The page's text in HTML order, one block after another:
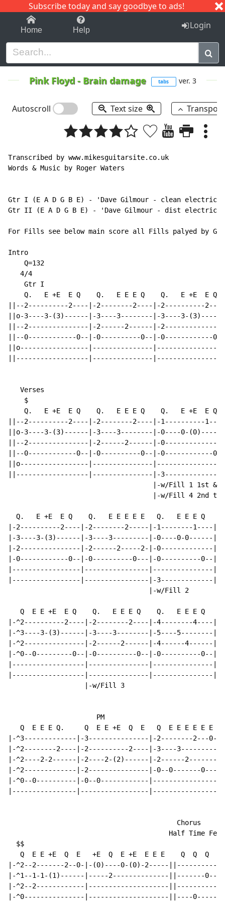
Subscribe today and say goodbye to ads!
1-9 C I J
Home Help Login
Pink Floyd- Brain damage tabs ver. 3
Autoscroll Text size
Transcribed by www.mikesguitarsite.co.uk
Words & Music by Roger Waters
Gtr I (E A D G B E) - 'Dave Gilmour - clean
Gtr II (E A D G B E) - 'Dave Gilmour - dist
For Fills see below main score all Fills palyed by
Intro
    Q=132
   4/4
    Gtr I
Q.   E +E  E Q    Q.   E E E Q    Q.   E +E  E Q
||--2----------2----|-2--------2----|-2----------
||o-3----3-(3)------|-3----3--------|-3----3-
||--2---------------|-2------2------|-
||--0------------0--|-0----------0--|-0------------
||o-----------------|---------------
||------------------|---------------
   Verses
    $
Q.   E +E  E Q    Q.   E E E Q    Q.   E +E  E Q
||--2----------2----|-2--------2----|-1----------
||o-3----3-(3)------|-3----3--------|-0----0-
||--2---------------|-2------2------|-
||--0------------0--|-0----------0--|-0------------
||o-----------------|---------------
||------------------|---------------|-
|-w/Fill 1 1st &
|-w/Fill 4 2nd
Q.   E +E  E Q    Q.   E E E E E   Q.   E E E Q
|-2----------2----|-2--------2-----|-1--------1----|-
|-3----3-(3)------|-3----3---------|-0----0-0------
|-2---------------|-2------2-----2-|-0-------------|-
|-0------------0--|-0----------0---|-0----------0--|-
|-----------------|----------------|---------------
|-----------------|----------------|-3-------------|-
                                   |-w/Fill 2
Q  E E +E  E Q    Q.   E E E Q    Q.   E E E Q
|-^2----------2----|-2--------2----|-4--------4----|-
|-^3----3-(3)------|-3----3--------|-5----5--------
|-^2---------------|-2------2------|-4------4------|-
|-^0--0---------0--|-0----------0--|-0----------0--
|------------------|---------------|---------------
|------------------|---------------|---------------
                   |-w/Fill 3
                      PM
Q  E E E Q.     Q  E E +E  Q  E   Q  E E E E E E
|-^3-------------|-3---------------|-2--------2---0-
|-^2--------2----|-2----------2----|-3----3---------
|-^2----2-2------|-2----2-(2)------|-2------
|-^2-------------|-2---------------|-0--0-------0---
|-^0--0----------|-0--0------------|----------------
|----------------|-----------------|----------------
                                          Chorus
Half Time
  $$
Q  E E +E  Q  E   +E  Q  E +E  E E E    Q  Q  Q  Q
|-^2--2-------2--0-|-(0)----0-(0)-2-----
|-^1--1-1-(1)------|-----2--------------||-------
|-^2--2------------|--------------------||----------
|-^0---------------|--------------------||----